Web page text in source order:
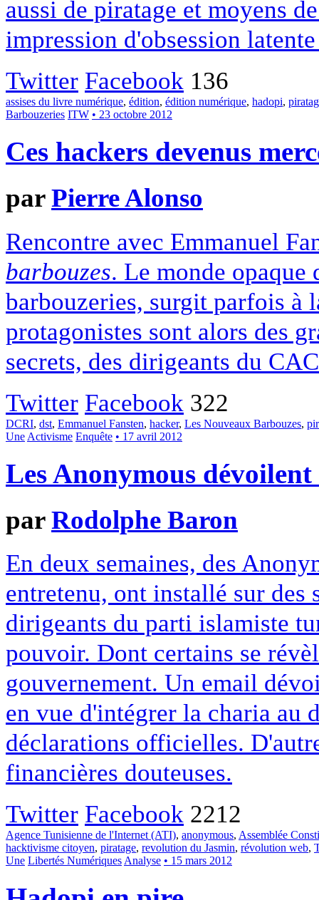
aussi de piratage et moyens
impression d'obsession
Twitter Facebook 136
assises du livre numérique, édition, édition numérique, hadopi,
Barbouzeries ITW • 23 octobre 2012
Ces hackers devenus
parPierre Alonso
Rencontre avec Emmanuel
barbouzes. Le monde opaque
barbouzeries, surgit parfois à
protagonistes sont alors des
secrets, des dirigeants du
Twitter Facebook 322
DCRI, dst, Emmanuel Fansten, hacker, Les Nouveaux Barbouzes,
Une Activisme Enquête • 17 avril 2012
Les Anonymous
parRodolphe Baron
En deux semaines, des
entretenu, ont installé sur des
dirigeants du parti islamiste
pouvoir. Dont certains se
gouvernement. Un email
en vue d'intégrer la charia au
déclarations officielles.
financières douteuses.
Twitter Facebook 2212
Agence Tunisienne de l'Internet (ATI), anonymous, Assemblée
hacktivisme citoyen, piratage, revolution du Jasmin, révolution web,
Une Libertés NumériquesAnalyse • 15 mars 2012